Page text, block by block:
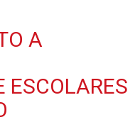
A
ESCOLARES